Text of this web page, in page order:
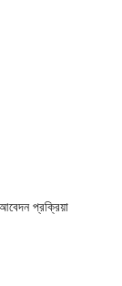
প্রক্রিয়া